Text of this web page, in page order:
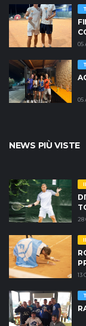
05
05
NEWS PIÙ VISTE
28
13